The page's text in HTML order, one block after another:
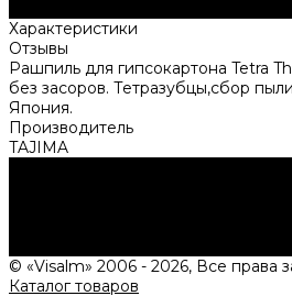
Характеристики
Отзывы
Рашпиль для гипсокартона Tetra
без засоров. Тетразубцы,сбор
Япония.
Производитель
TAJIMA
© «Visalm» 2006 - 2026, Все права
Каталог товаров